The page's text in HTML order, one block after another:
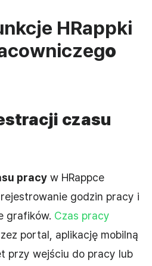
HRappki
o
czasu
pracy w HRappce
godzin pracy i
grafików. Czas pracy
portal, aplikację mobilną
przy wejściu do pracy lub